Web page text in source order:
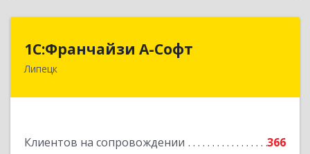
1С:Франчайзи А-Софт
Липецк
Клиентов на сопровождении
366
1С:Франчайзи А-Софт
398059, Липецкая обл, Липецк г, Фрунзе ул,